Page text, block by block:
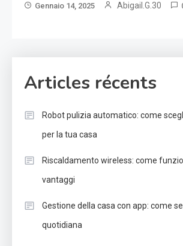
Gennaio 14, 2025 Abigail.G.30
Articles récents
Robot pulizia automatico: come
per la tua casa
Riscaldamento wireless: come
vantaggi
Gestione della casa con app: come
quotidiana